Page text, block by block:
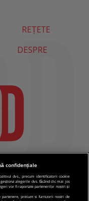
REȚETE
DESPRE
confidențiale
dvs., precum identificatorii cookie
alegerile dvs. făcând clic mai jos
vor fi raportate partenerilor noștri și
partenere, precum si furnizorii nostri de